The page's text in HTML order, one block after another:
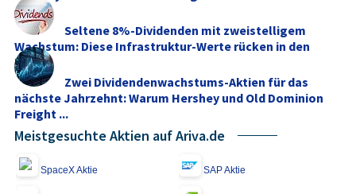
Seltene 8%-Dividenden mit zweistelligem
Wachstum: Diese Infrastruktur-Werte rücken in den
Fokus
Zwei Dividendenwachstums-Aktien für das
nächste Jahrzehnt: Warum Hershey und Old Dominion
Freight ...
Meistgesuchte Aktien auf Ariva.de
SpaceX Aktie SAP Aktie